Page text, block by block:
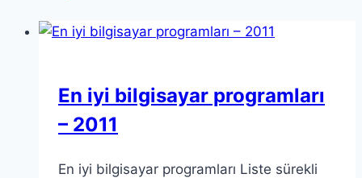
En iyi bilgisayar programları
– 2011
En iyi bilgisayar programları Liste sürekli